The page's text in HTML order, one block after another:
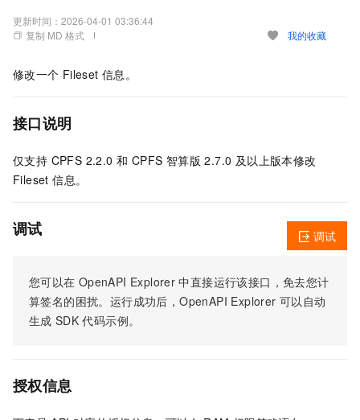
更新时间： 2026-04-01 03:36:44
复制 MD 格式
我的收藏
修改一个 Fileset 信息。
接口说明
仅支持 CPFS 2.2.0 和 CPFS 智算版 2.7.0 及以上版本修改
Fileset 信息。
调试
您可以在 OpenAPI Explorer 中直接运行该接口，免去您计
算签名的困扰。运行成功后，OpenAPI Explorer 可以自动
生成 SDK 代码示例。
调试
授权信息